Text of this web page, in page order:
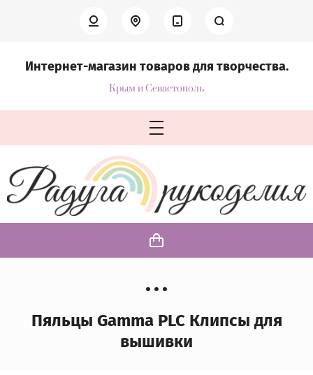
Интернет-магазин товаров для творчества.
Крым и Севастополь
Пяльцы Gamma PLC Клипсы для
вышивки